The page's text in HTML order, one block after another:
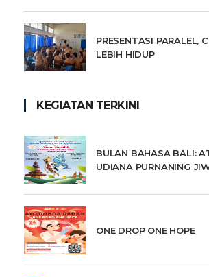
PRESENTASI PARALEL,
LEBIH HIDUP
KEGIATAN TERKINI
BULAN BAHASA BALI:
UDIANA PURNANING
ONE DROP ONE HOPE